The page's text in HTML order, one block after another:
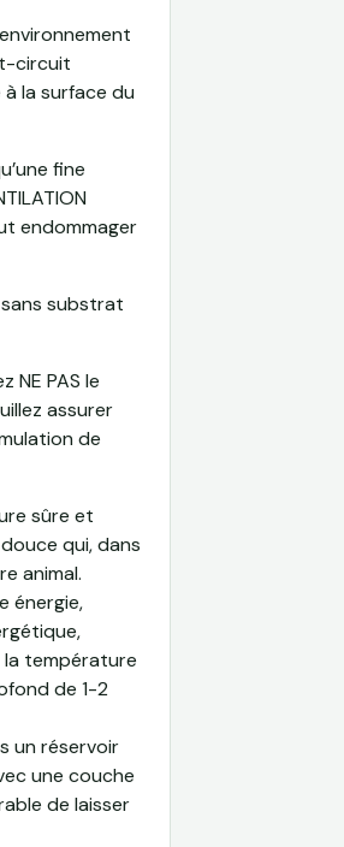
circuit
la surface du
fine
endommager
substrat
NE PAS le
assurer
de
sûre et
qui, dans
animal.
énergie,
température
de 1-2
un réservoir
une couche
de laisser